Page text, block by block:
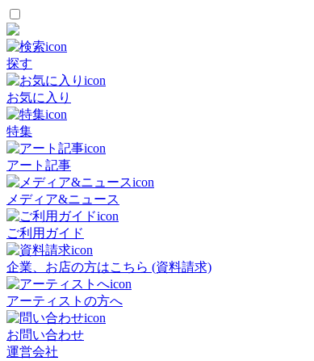
探す
お気に入り
特集
アート記事
メディア&ニュース
ご利用ガイド
企業、お店の方はこちら (資料請求)
アーティストの方へ
お問い合わせ
運営会社